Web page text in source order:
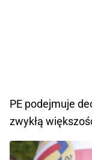
PE podejmuje
zwykłą